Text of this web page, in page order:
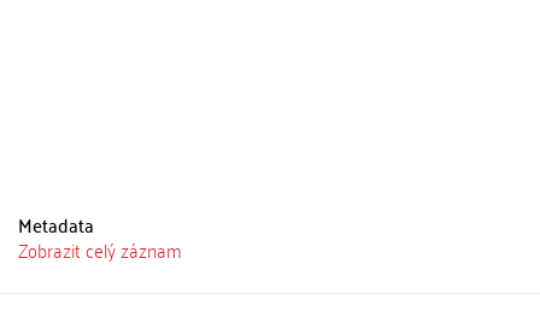
Metadata
Zobrazit celý záznam